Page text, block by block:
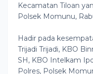
Kecamatan Tiloan
Polsek Momunu,
Hadir pada
Trijadi Trijadi, KBO
SH, KBO Intelkam
Polres, Polsek